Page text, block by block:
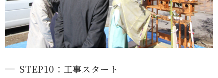
STEP10：工事スタート